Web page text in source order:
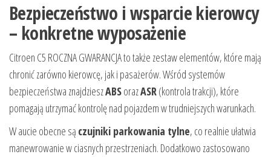
Bezpieczeństwo i wsparcie kierowcy
– konkretne wyposażenie
Citroen C5 ROCZNA GWARANCJA to także zestaw elementów, które mają
chronić zarówno kierowcę, jak i pasażerów. Wśród systemów
bezpieczeństwa znajdzieszABSorazASR(kontrola trakcji), które
pomagają utrzymać kontrolę nad pojazdem w trudniejszych warunkach.
W aucie obecne są czujniki parkowania tylne, co realnie ułatwia
manewrowanie w ciasnych przestrzeniach. Dodatkowo zastosowano